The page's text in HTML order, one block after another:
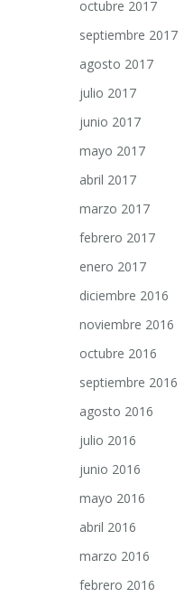
octubre 2017
septiembre 2017
agosto 2017
julio 2017
junio 2017
mayo 2017
abril 2017
marzo 2017
febrero 2017
enero 2017
diciembre 2016
noviembre 2016
octubre 2016
septiembre 2016
agosto 2016
julio 2016
junio 2016
mayo 2016
abril 2016
marzo 2016
febrero 2016